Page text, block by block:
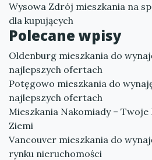
Wysowa Zdrój mieszkania na
dla kupujących
Polecane wpisy
Oldenburg mieszkania do
najlepszych ofertach
Potęgowo mieszkania do
najlepszych ofertach
Mieszkania Nakomiady –
Ziemi
Vancouver mieszkania do
rynku nieruchomości